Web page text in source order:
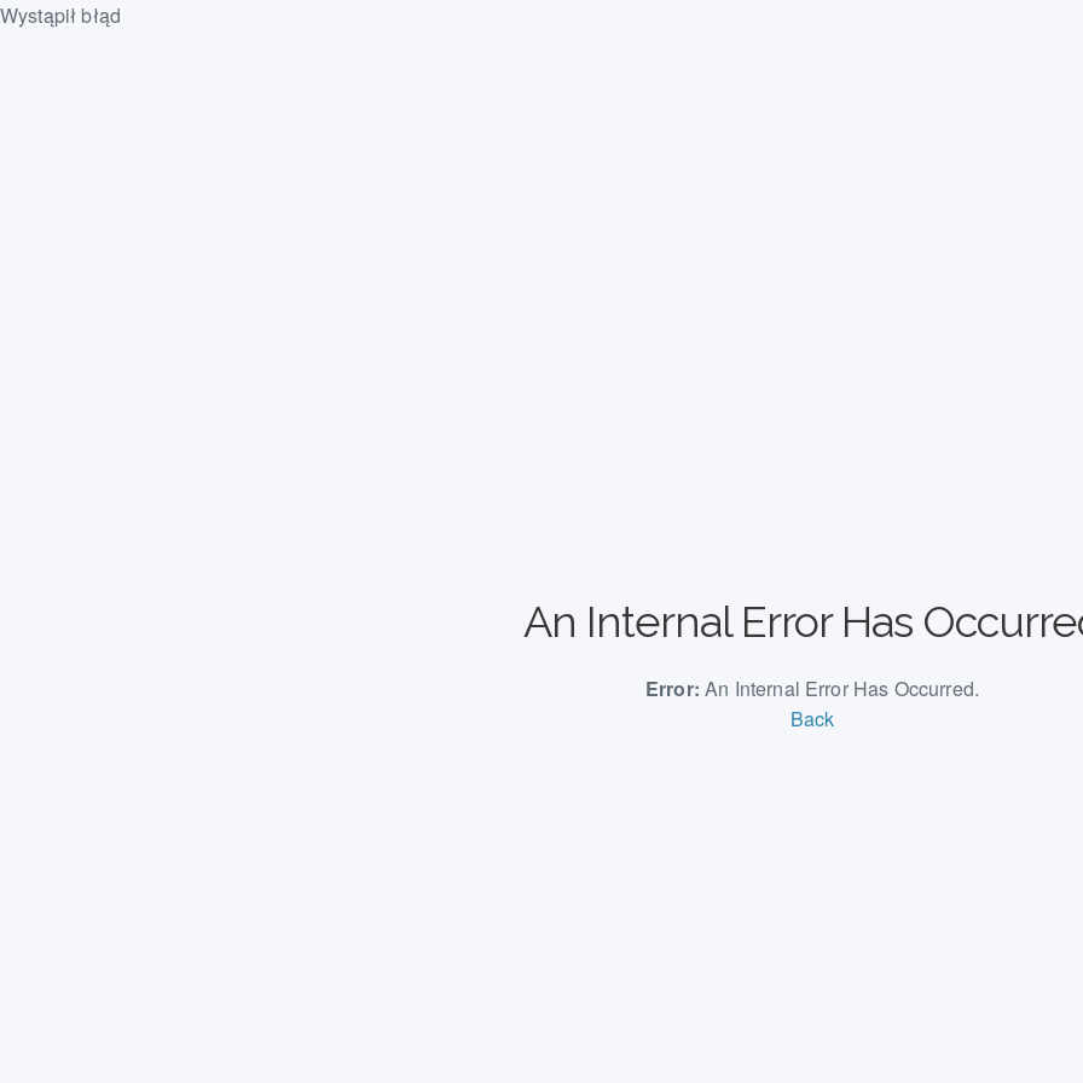
Wystąpił błąd
An Internal Error Has
Error:An Internal Error Has Occurred.
Back